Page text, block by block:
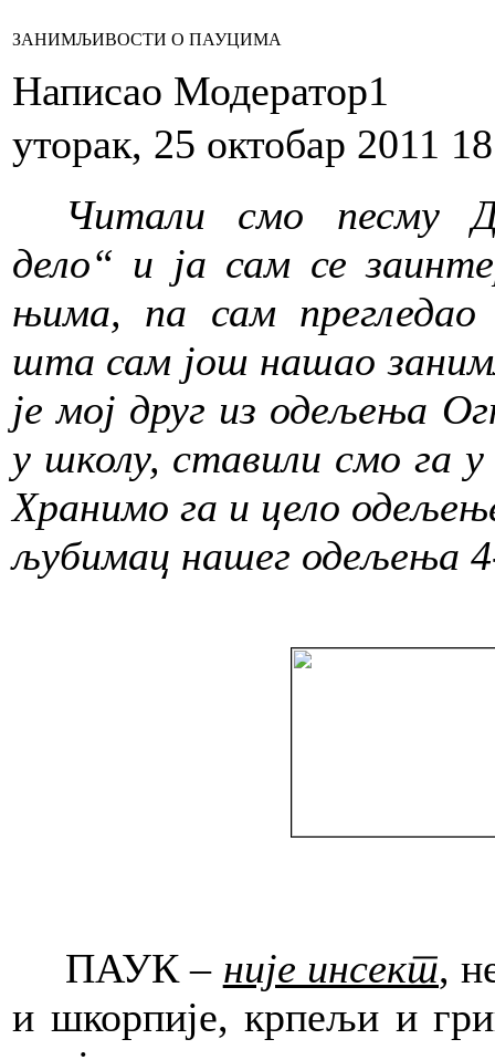
ЗАНИМЉИВОСТИ О ПАУЦИМА
Написао Модератор1
уторак, 25 октобар 2011
Читали смо песму
дело“ и ја сам се
њима, па сам прегледао
шта сам још нашао
је мој друг из одељења
у школу, ставили смо га
Хранимо га и цело
љубимац нашег одељења
ПАУК – није инсект,
и шкорпије, крпељи и